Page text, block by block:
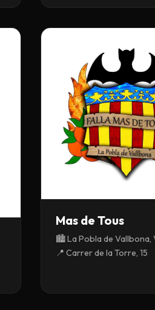
Mas de Tous
🏙️ La Pobla de Vallbona,
📍 Carrer de la Torre, 15